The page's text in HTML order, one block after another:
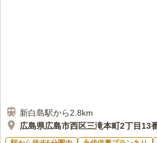
新白島駅から2.8km
広島県広島市西区三滝本町2丁目13